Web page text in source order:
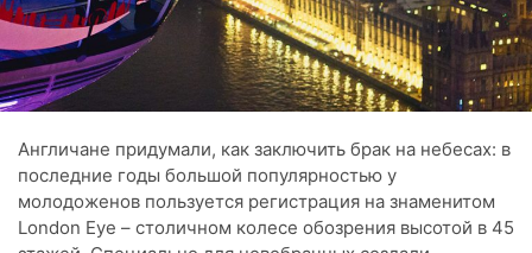
Англичане придумали, как заключить брак на небесах: в
последние годы большой популярностью у
молодоженов пользуется регистрация на знаменитом
London Eye – столичном колесе обозрения высотой в 45